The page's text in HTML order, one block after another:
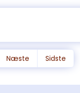
Næste Sidste